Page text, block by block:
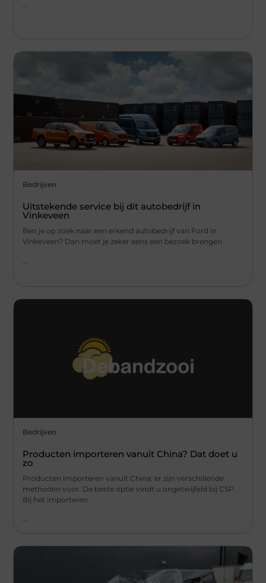
...
Bedrijven
Uitstekende service bij dit autobedrijf in
Vinkeveen
Ben je op zoek naar een erkend autobedrijf van Ford in
Vinkeveen? Dan moet je zeker eens een bezoek brengen
Bedrijven
Producten importeren vanuit China? Dat doet u
zo
Producten importeren vanuit China: er zijn verschillende
methoden voor. De beste optie vindt u ongetwijfeld bij CSP.
Bij het importeren
...